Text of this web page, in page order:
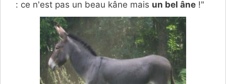
: ce n'est pas un beau kâne mais un bel âne !"